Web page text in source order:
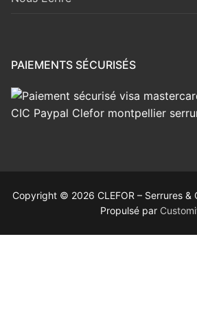
PAIEMENTS SÉCURISÉS
Copyright © 2026 CLEFOR – Serrures &
Propulsé par